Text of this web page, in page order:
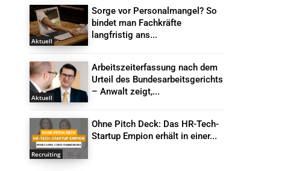
Aktuell
Sorge vor Personalmangel? So
bindet man Fachkräfte
langfristig ans...
Aktuell
Arbeitszeiterfassung nach dem
Urteil des Bundesarbeitsgerichts
– Anwalt zeigt,...
Recruiting
Ohne Pitch Deck: Das HR-Tech-
Startup Empion erhält in einer...